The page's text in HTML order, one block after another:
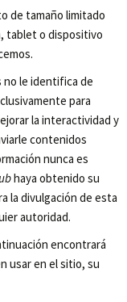
de tamaño limitado
tablet o dispositivo
no le identifica de
para
la interactividad y
contenidos
nunca es
haya obtenido su
la divulgación de esta
autoridad.
encontrará
usar en el sitio, su